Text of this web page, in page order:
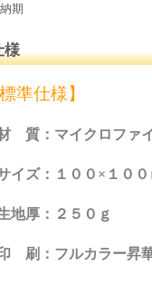
納期
様
標準仕様】
質：マイクロファ
イズ：１００×１００
地厚：２５０ｇ
刷：フルカラー昇